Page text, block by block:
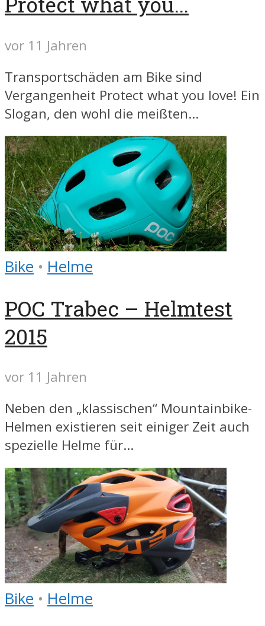
vor 11 Jahren
Transportschäden am Bike sind
Vergangenheit Protect what you love! Ein
Slogan, den wohl die meißten...
Bike • Helme
POC Trabec – Helmtest
2015
vor 11 Jahren
Neben den „klassischen“ Mountainbike-
Helmen existieren seit einiger Zeit auch
spezielle Helme für...
Bike • Helme